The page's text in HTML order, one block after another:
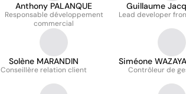
Anthony PALANQUE
Responsable développement
commercial
Guillaume
Lead developer
Solène MARANDIN
Conseillère relation client
Siméone
Contrôleur de